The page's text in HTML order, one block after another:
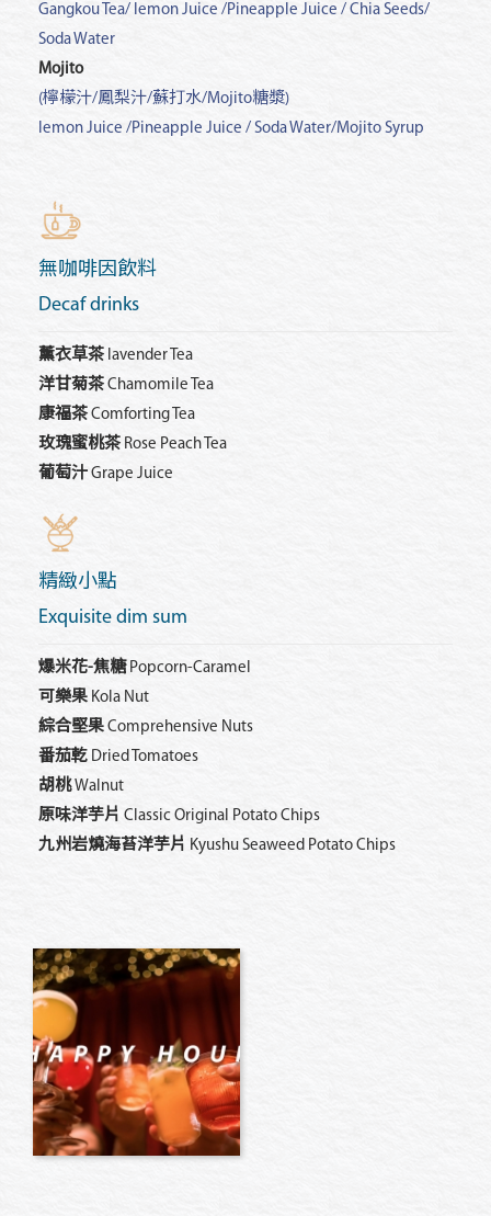
Gangkou Tea/ lemon Juice /Pineapple Juice / Chia Seeds/
Soda Water
Mojito
(檸檬汁/鳳梨汁/蘇打水/Mojito糖漿)
lemon Juice /Pineapple Juice / Soda Water/Mojito Syrup
無咖啡因飲料
Decaf drinks
薰衣草茶 lavender Tea
洋甘菊茶 Chamomile Tea
康福茶 Comforting Tea
玫瑰蜜桃茶 Rose Peach Tea
葡萄汁 Grape Juice
精緻小點
Exquisite dim sum
爆米花-焦糖 Popcorn-Caramel
可樂果 Kola Nut
綜合堅果 Comprehensive Nuts
番茄乾 Dried Tomatoes
胡桃 Walnut
原味洋芋片 Classic Original Potato Chips
九州岩燒海苔洋芋片 Kyushu Seaweed Potato Chips